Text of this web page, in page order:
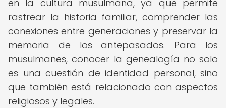
en la cultura musulmana, ya que permite
rastrear la historia familiar, comprender las
conexiones entre generaciones y preservar la
memoria de los antepasados. Para los
musulmanes, conocer la genealogía no solo
es una cuestión de identidad personal, sino
que también está relacionado con aspectos
religiosos y legales.